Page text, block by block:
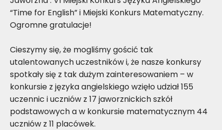
“Time for English” i Miejski Konkurs Matematyczny.
Ogromne gratulacje!
Cieszymy się, że mogliśmy gościć tak
utalentowanych uczestników i, że nasze konkursy
spotkały się z tak dużym zainteresowaniem – w
konkursie z języka angielskiego wzięło udział 155
uczennic i uczniów z 17 jaworznickich szkół
podstawowych a w konkursie matematycznym 44
uczniów z 11 placówek.